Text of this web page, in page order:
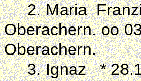
2. Maria
Oberachern. oo
Oberachern.
3. Ignaz *